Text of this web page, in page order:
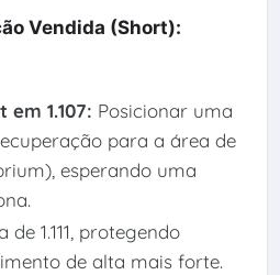
Vendida (Short):
1.107: Posicionar uma
para a área de
esperando uma
de 1.111, protegendo
de alta mais forte.